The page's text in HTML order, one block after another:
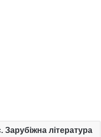
Зарубіжна література